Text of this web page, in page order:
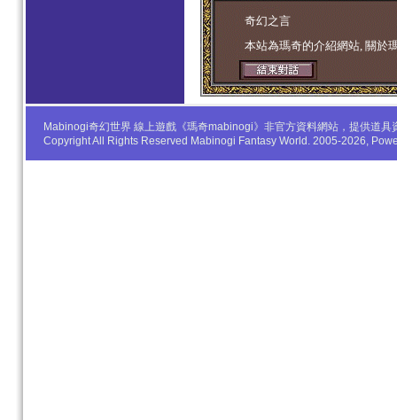
学生妹 奇幻之言
本站為瑪奇的介紹網站, 關於
Mabinogi奇幻世界 線上遊戲《瑪奇mabinogi》非官方資料網站，提供道
Copyright All Rights Reserved Mabinogi Fantasy World. 2005-2026,